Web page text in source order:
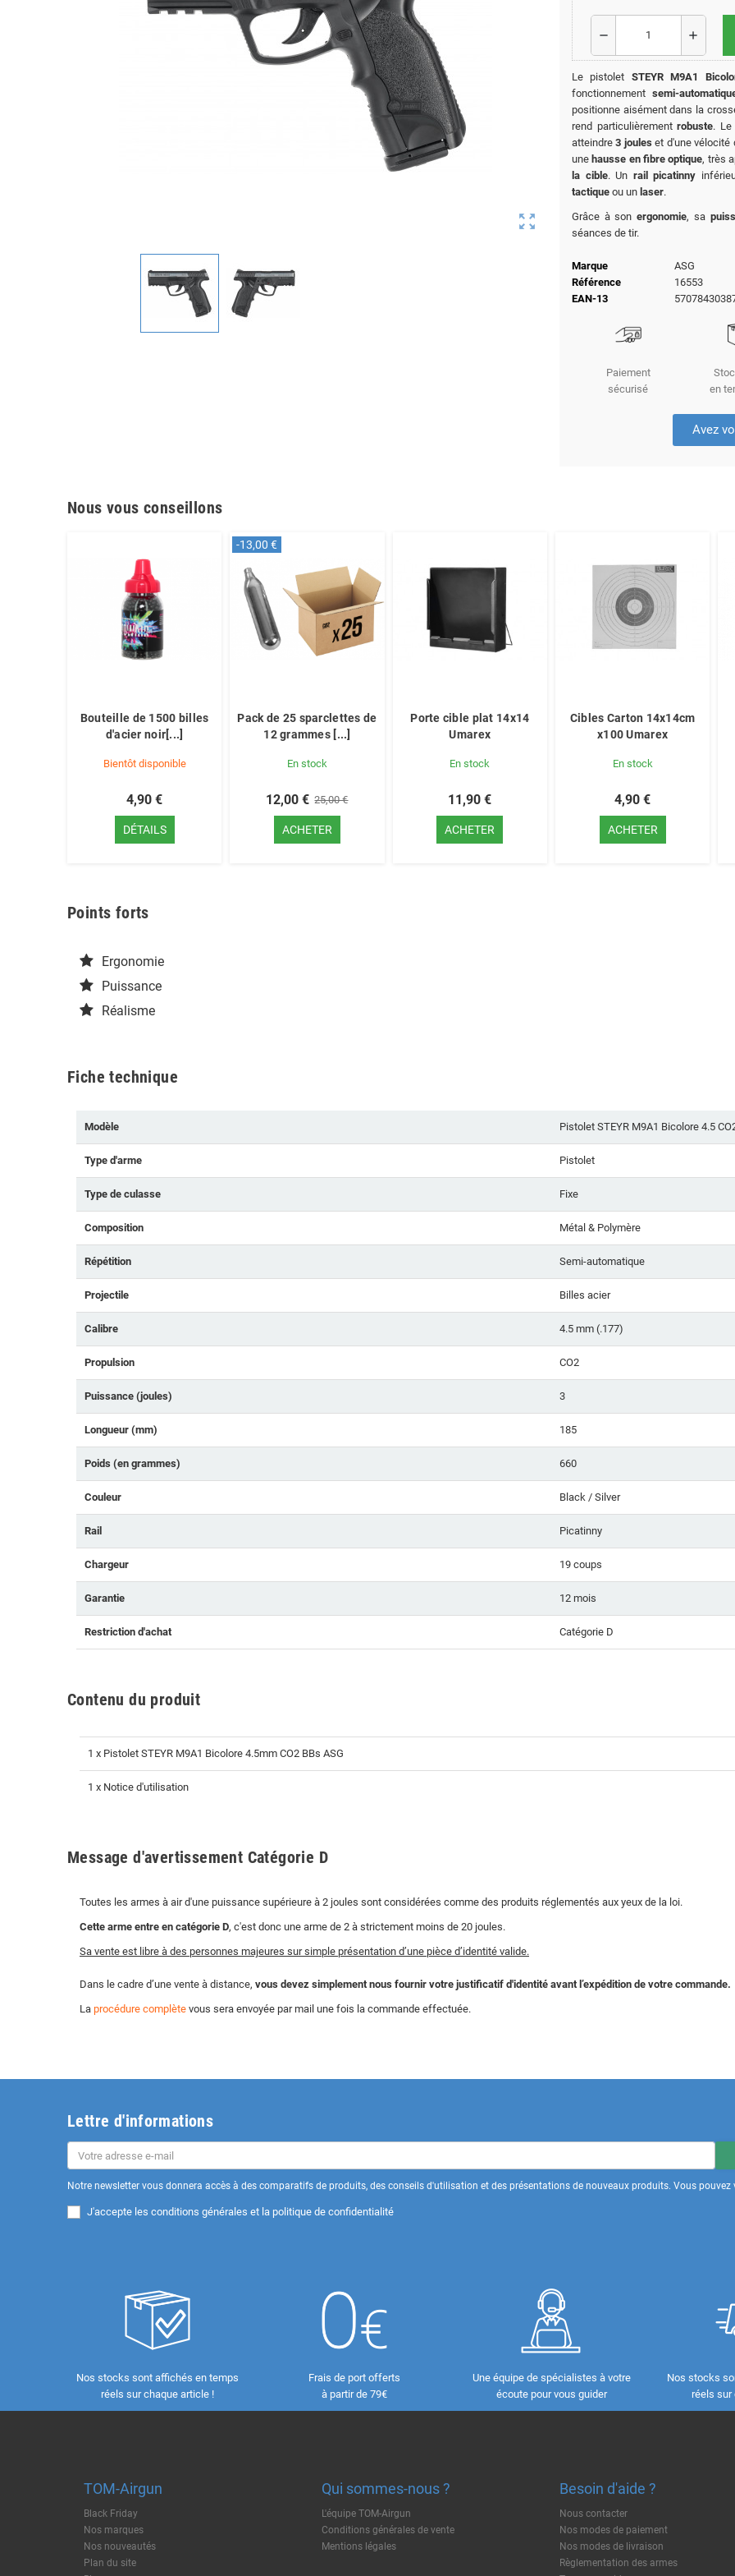
zoom_out_map
remove add
Le pistolet STEYR M9A1
fonctionnement semi-
positionne aisément dans la
rend particulièrementrobuste.
atteindre3 jouleset d'une vélocité
une hausse en fibre optique, très
la cible. Un rail picatinny
tactique ou un laser.
Grâce à sonergonomie, sa
séances de tir.
Marque
ASG
Référence
16553
EAN-13
Paiement
sécurisé
en
Avez
Nous vous conseillons
Bouteille de 1500 billes
d'acier noir[...]
Bientôt disponible
4,90 €
DÉTAILS
-13,00 €
Pack de 25 sparclettes de
12 grammes [...]
En stock
12,00 € 25,00 €
ACHETER
Porte cible plat 14x14
Umarex
En stock
11,90 €
ACHETER
Cibles Carton 14x14cm
x100 Umarex
En stock
4,90 €
ACHETER
Points forts
Ergonomie
Puissance
Réalisme
Fiche technique
Modèle Pistolet STEYR M9A1 Bicolore 4.5
Type d'arme Pistolet
Type de culasse Fixe
Composition Métal & Polymère
Répétition Semi-automatique
Projectile Billes acier
Calibre 4.5 mm (.177)
Propulsion CO2
Puissance (joules) 3
Longueur (mm) 185
Poids (en grammes) 660
Couleur Black / Silver
Rail Picatinny
Chargeur 19 coups
Garantie 12 mois
Restriction d'achat Catégorie D
Contenu du produit
1 x Pistolet STEYR M9A1 Bicolore 4.5mm CO2 BBs ASG
1 x Notice d'utilisation
Message d'avertissement Catégorie D
Toutes les armes à air d'une puissance supérieure à 2 joules sont considérées comme des produits réglementés aux yeux de la loi.
Cette arme entre en catégorie D, c'est donc une arme de 2 à strictement moins de 20 joules.
Sa vente est libre à des personnes majeures sur simple présentation d’une pièce d’identité valide.
Dans le cadre d’une vente à distance, vous devez simplement nous fournir votre justificatif d'identité avant l’expédition de votre commande.
La procédure complète vous sera envoyée par mail une fois la commande effectuée.
Lettre d'informations
Notre newsletter vous donnera accès à des comparatifs de produits, des conseils d'utilisation et des présentations de nouveaux produits. Vous
J'accepte les conditions générales et la politique de confidentialité
Nos stocks sont affichés en temps
réels sur chaque article !
Frais de port offerts
à partir de 79€
Une équipe de spécialistes à votre
écoute pour vous guider
Nos stocks
réels sur
TOM-Airgun
Black Friday
Nos marques
Nos nouveautés
Plan du site
Qui sommes-nous ?
L'équipe TOM-Airgun
Conditions générales de vente
Mentions légales
Besoin d'aide ?
Nous contacter
Nos modes de paiement
Nos modes de livraison
Règlementation des armes